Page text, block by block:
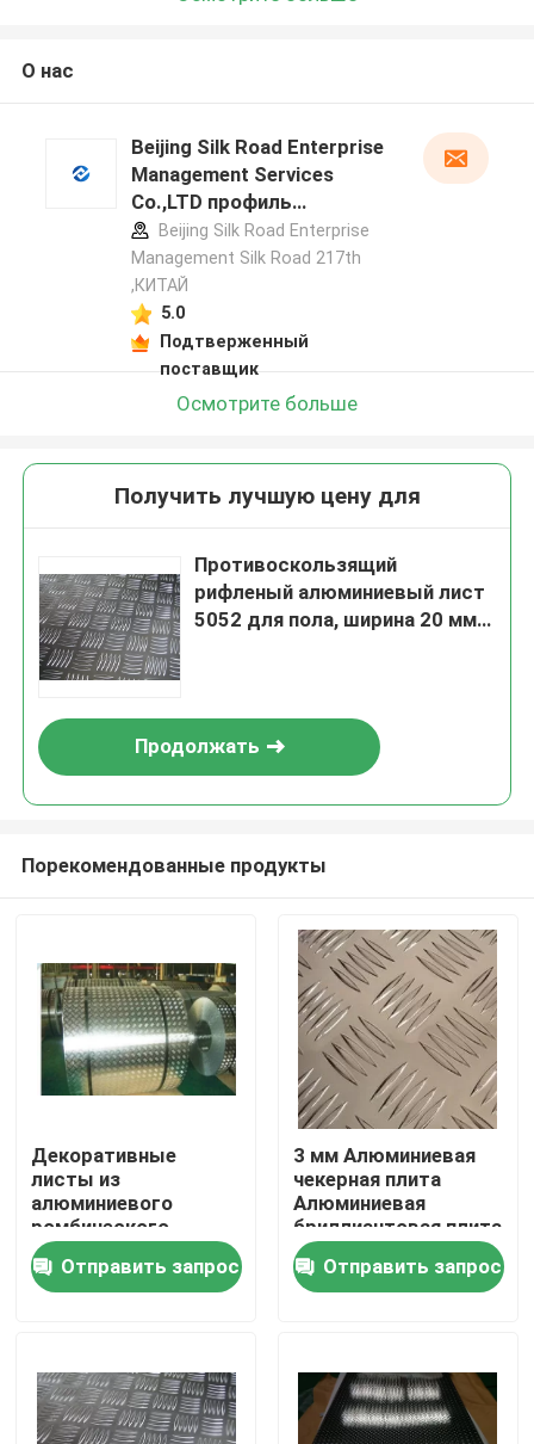
Дом
Ролики
О нас
Beijing Silk Road Enterprise
Management Services
Co.,LTD профиль
производителя
Beijing Silk Road Enterprise
Management Silk Road 217th
,КИТАЙ
5.0
Подтверженный
поставщик
Осмотрите больше
Получить лучшую цену для
Противоскользящий
рифленый алюминиевый лист
5052 для пола, ширина 20 мм -
Продолжать
Порекомендованные продукты
Декоративные
листы из
алюминиевого
ромбического
рифленого листа 3/5
для строительства
Отправить запрос
3 мм Алюминиевая
чекерная плита
Алюминиевая
бриллиантовая плита
с пятилопастным
рисунком
Отправить запрос